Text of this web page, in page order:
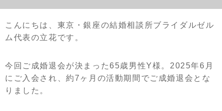
こんにちは、東京・銀座の結婚相談所ブライダルゼル
ム代表の立花です。
今回ご成婚退会が決まった65歳男性Y様。2025年6月
にご入会され、約7ヶ月の活動期間でご成婚退会とな
りました。